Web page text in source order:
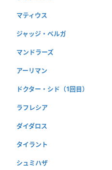
マティウス
ジャッジ・ベルガ
マンドラーズ
アーリマン
ドクター・シド（1回目）
ラフレシア
ダイダロス
タイラント
シュミハザ